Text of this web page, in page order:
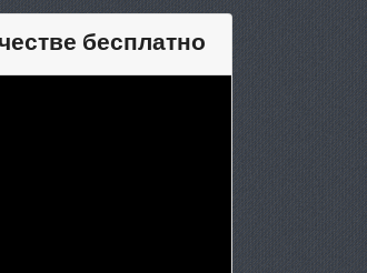
Be Us
29 мая 2021
Foolish Love.
29 мая 2021
29 мая 2021
29 мая 2021
29 мая 2021
29 мая 2021
27 ноября 2019
27 ноября 2019
бесплатно